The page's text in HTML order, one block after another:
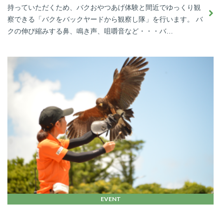
持っていただくため、バクおやつあげ体験と間近でゆっくり観
察できる「バクをバックヤードから観察し隊」を行います。 バ
クの伸び縮みする鼻、鳴き声、咀嚼音など・・・バ…
EVENT